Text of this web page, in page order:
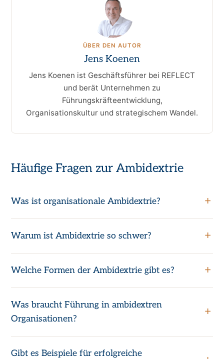
ÜBER DEN AUTOR
Jens Koenen
Jens Koenen ist Geschäftsführer bei REFLECT
und berät Unternehmen zu
Führungskräfteentwicklung,
Organisationskultur und strategischem Wandel.
Häufige Fragen zur Ambidextrie
Was ist organisationale Ambidextrie?
Warum ist Ambidextrie so schwer?
Welche Formen der Ambidextrie gibt es?
Was braucht Führung in ambidextren
Organisationen?
Gibt es Beispiele für erfolgreiche